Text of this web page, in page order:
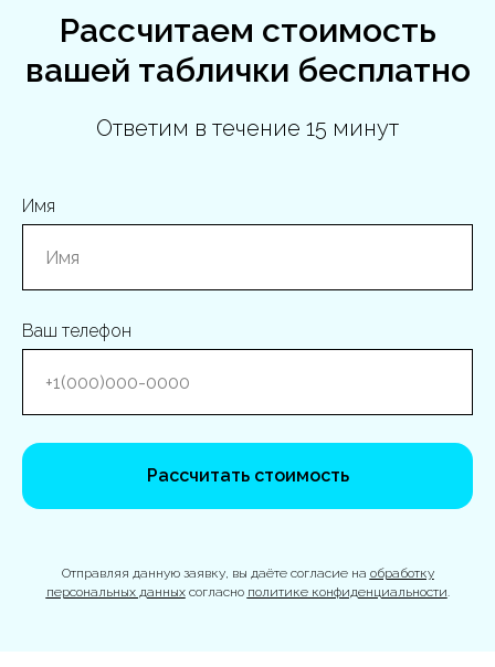
Рассчитаем стоимость
вашей таблички бесплатно
Ответим в течение 15 минут
Имя
Ваш телефон
Рассчитать стоимость
Отправляя данную заявку, вы даёте согласие на обработку
персональных данныхсогласно политике конфиденциальности